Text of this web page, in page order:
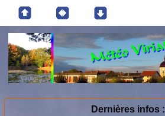
Dernières infos :